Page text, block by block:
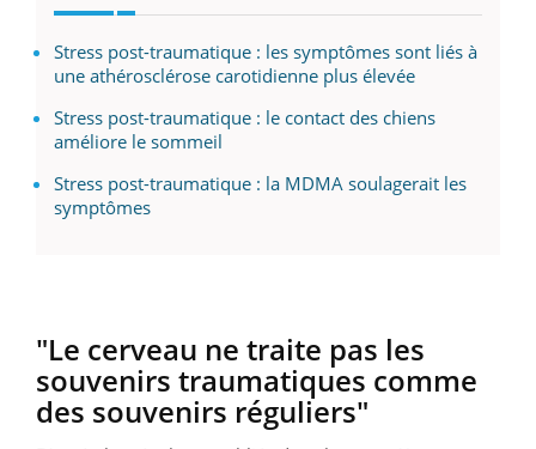
Stress post-traumatique : les symptômes sont liés à
une athérosclérose carotidienne plus élevée
Stress post-traumatique : le contact des chiens
améliore le sommeil
Stress post-traumatique : la MDMA soulagerait les
symptômes
"Le cerveau ne traite pas les
souvenirs traumatiques comme
des souvenirs réguliers"